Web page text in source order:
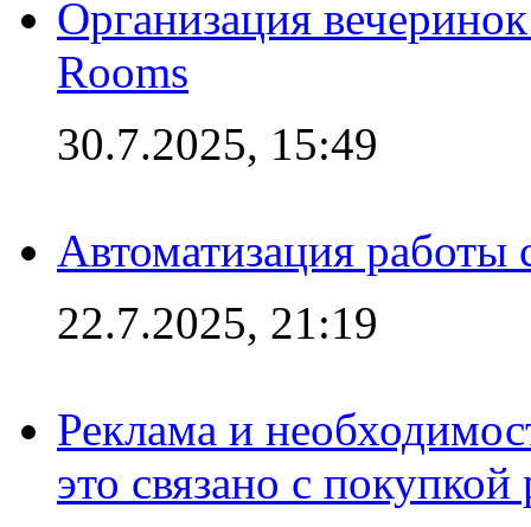
Организация
Rooms
30.7.2025, 15:49
Автоматизация работы
22.7.2025, 21:19
Реклама и
это связано с покупкой